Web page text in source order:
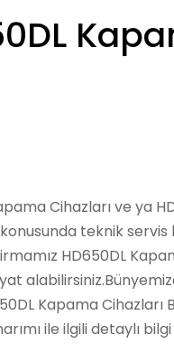
Cihazları ve ya
teknik servis
HD650DL
Kapama Cihazları
ile ilgili detaylı